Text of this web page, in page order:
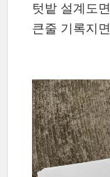
텃밭 설계도
큰줄 기록지